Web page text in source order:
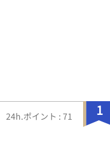
1
24h.ポイント : 71